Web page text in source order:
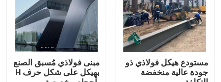
حولنا
جولة في المصنع
مراقبة الجودة
مستودع هيكل فولاذي ذو
جودة عالية منخفضة
مبنى فولاذي مُسبق الصنع
بهيكل على شكل حرف H